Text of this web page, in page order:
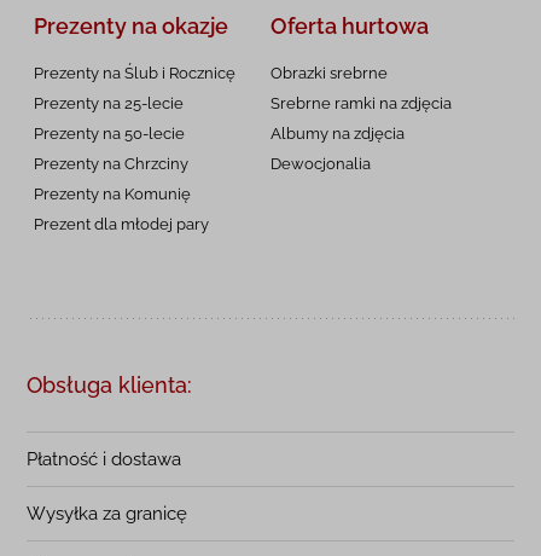
Prezenty na okazje
Prezenty na Ślub i Rocznicę
Prezenty na 25-lecie
Prezenty na 50-lecie
Prezenty na Chrzciny
Prezenty na Komunię
Prezent dla młodej pary
Oferta hurtowa
Obrazki srebrne
Srebrne ramki na zdjęcia
Albumy na zdjęcia
Dewocjonalia
Obsługa klienta:
Płatność i dostawa
Wysyłka za granicę